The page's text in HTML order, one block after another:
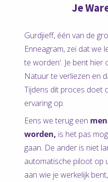
Je
Gurdjieff, één van de
Enneagram, zei dat we
te worden'. Je bent hier
Natuur te verliezen en
Tijdens dit proces doet
ervaring op.
Eens we terug een m
worden, is het pas
gaan. De ander is niet
automatische piloot op
aan wie je werkelijk